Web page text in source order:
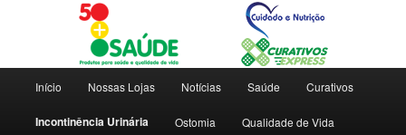
Blog 50+ Saúde | Cuidado e
Nutrição | Curativos Express
Dicas e novidades para saúde e qualidade de vida
principal
Início Nossas Lojas Notícias Saúde Curativos
Incontinência Urinária Ostomia Qualidade de Vida